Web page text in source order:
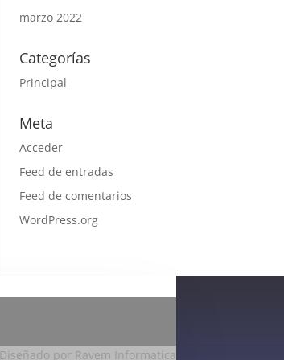
marzo 2022
Categorías
Principal
Meta
Acceder
Feed de entradas
Feed de comentarios
WordPress.org
Diseñado por Ravem Informatica